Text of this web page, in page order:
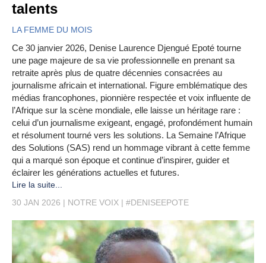
talents
LA FEMME DU MOIS
Ce 30 janvier 2026, Denise Laurence Djengué Epoté tourne
une page majeure de sa vie professionnelle en prenant sa
retraite après plus de quatre décennies consacrées au
journalisme africain et international. Figure emblématique des
médias francophones, pionnière respectée et voix influente de
l’Afrique sur la scène mondiale, elle laisse un héritage rare :
celui d’un journalisme exigeant, engagé, profondément humain
et résolument tourné vers les solutions. La Semaine l’Afrique
des Solutions (SAS) rend un hommage vibrant à cette femme
qui a marqué son époque et continue d’inspirer, guider et
éclairer les générations actuelles et futures.
Lire la suite...
30 JAN 2026
NOTRE VOIX #DENISEEPOTE